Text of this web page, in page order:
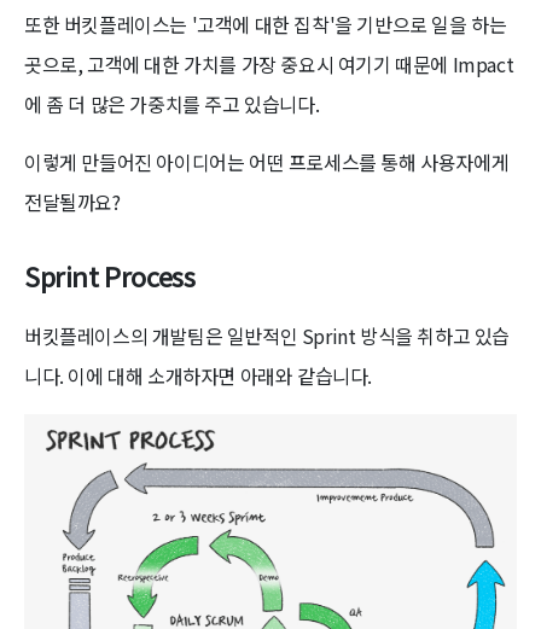
또한 버킷플레이스는 '고객에 대한 집착'을 기반으로 일을 하는
곳으로, 고객에 대한 가치를 가장 중요시 여기기 때문에 Impact
에 좀 더 많은 가중치를 주고 있습니다.
이렇게 만들어진 아이디어는 어떤 프로세스를 통해 사용자에게
전달될까요?
Sprint Process
버킷플레이스의 개발팀은 일반적인 Sprint 방식을 취하고 있습
니다. 이에 대해 소개하자면 아래와 같습니다.